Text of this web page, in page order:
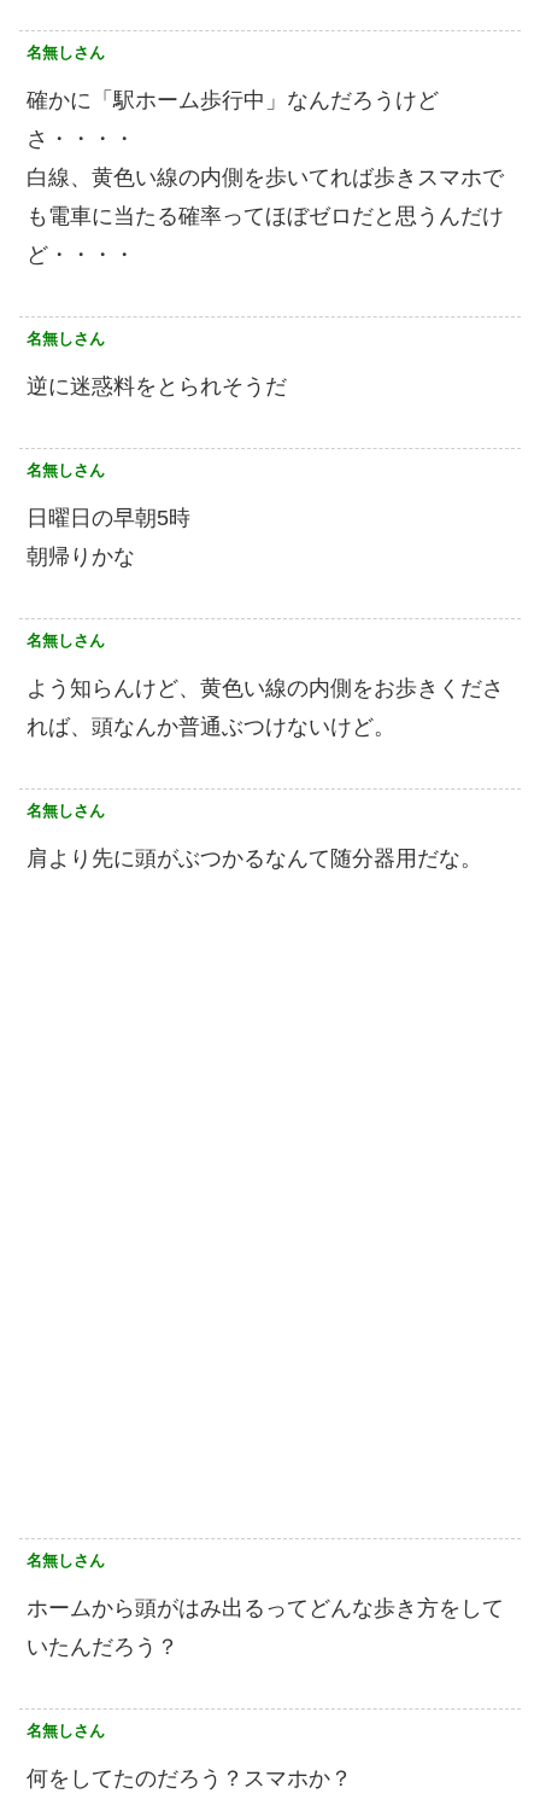
名無しさん
確かに「駅ホーム歩行中」なんだろうけど
さ・・・・
白線、黄色い線の内側を歩いてれば歩きスマホで
も電車に当たる確率ってほぼゼロだと思うんだけ
ど・・・・
名無しさん
逆に迷惑料をとられそうだ
名無しさん
日曜日の早朝5時
朝帰りかな
名無しさん
よう知らんけど、黄色い線の内側をお歩きくださ
れば、頭なんか普通ぶつけないけど。
名無しさん
肩より先に頭がぶつかるなんて随分器用だな。
名無しさん
ホームから頭がはみ出るってどんな歩き方をして
いたんだろう？
名無しさん
何をしてたのだろう？スマホか？